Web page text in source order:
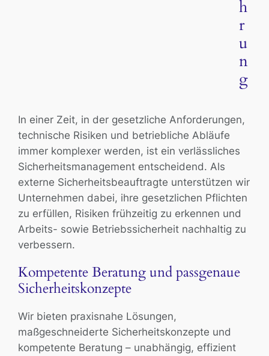
h
r
u
n
g
In einer Zeit, in der gesetzliche Anforderungen,
technische Risiken und betriebliche Abläufe
immer komplexer werden, ist ein verlässliches
Sicherheitsmanagement entscheidend. Als
externe Sicherheitsbeauftragte unterstützen wir
Unternehmen dabei, ihre gesetzlichen Pflichten
zu erfüllen, Risiken frühzeitig zu erkennen und
Arbeits- sowie Betriebssicherheit nachhaltig zu
verbessern.
Kompetente Beratung und passgenaue
Sicherheitskonzepte
Wir bieten praxisnahe Lösungen,
maßgeschneiderte Sicherheitskonzepte und
kompetente Beratung – unabhängig, effizient